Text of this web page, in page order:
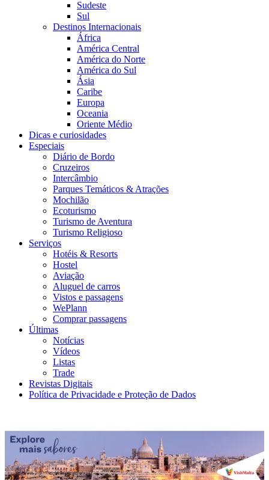
Sudeste
Sul
Destinos Internacionais
África
América Central
América do Norte
América do Sul
Ásia
Caribe
Europa
Oceania
Oriente Médio
Dicas e curiosidades
Especiais
Diário de Bordo
Cruzeiros
Intercâmbio
Parques Temáticos & Atrações
Mochilão
Ecoturismo
Turismo de Aventura
Turismo Religioso
Serviços
Hotéis & Resorts
Hostel
Aviação
Aluguel de carros
Vistos e passagens
WePlann
Comprar passagens
Últimas
Notícias
Vídeos
Listas
Trade
Revistas Digitais
Política de Privacidade e Proteção de Dados